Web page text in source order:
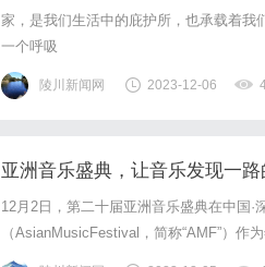
家，是我们生活中的庇护所，也承载着我
一个呼吸
陵川新闻网 2023-12-06
亚洲音乐盛典，让音乐发现一
12月2日，第二十届亚洲音乐盛典在中国
（AsianMusicFestival，简称“AMF”）
励新人成长，为扶持亚洲歌坛新人、繁